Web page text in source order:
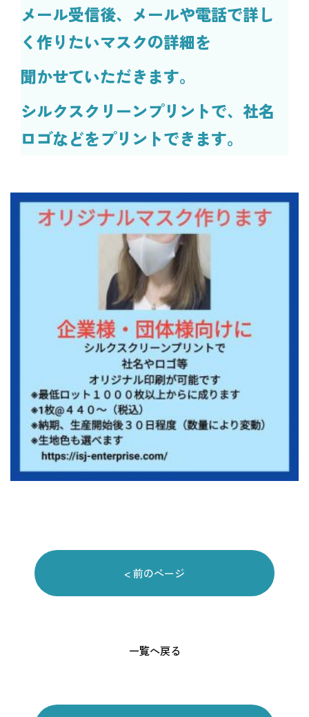
メール受信後、メールや電話で詳し
く作りたいマスクの詳細を
聞かせていただきます。
シルクスクリーンプリントで、社名
ロゴなどをプリントできます。
< 前のページ
一覧へ戻る